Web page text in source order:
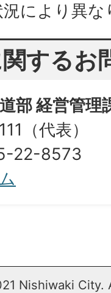
により異な
するお
部 経営管理
（代表）
22-8573​​​​​​​
Nishiwaki City.